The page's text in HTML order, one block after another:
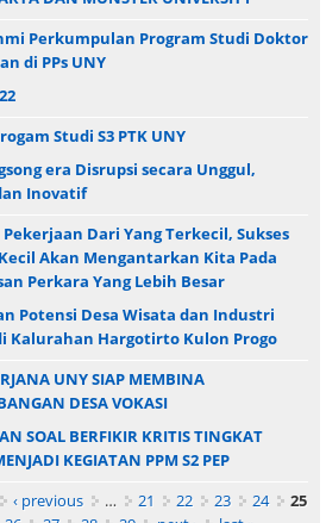
Perkumpulan Program Studi Doktor
di PPs UNY
Studi S3 PTK UNY
era Disrupsi secara Unggul,
Inovatif
Dari Yang Terkecil, Sukses
Akan Mengantarkan Kita Pada
Perkara Yang Lebih Besar
Potensi Desa Wisata dan Industri
Kalurahan Hargotirto Kulon Progo
UNY SIAP MEMBINA
DESA VOKASI
SOAL BERFIKIR KRITIS TINGKAT
KEGIATAN PPM S2 PEP
‹ previous … 21 22 23 24
25